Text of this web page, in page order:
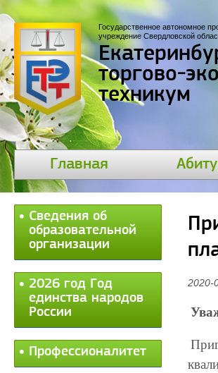
Государственное автономное
учреждение Свердловской
торгово-
техникум
Главная
Сведения об
образовательной
организации
2026 год Год
единства народов
России
Профессионалитет
2020-